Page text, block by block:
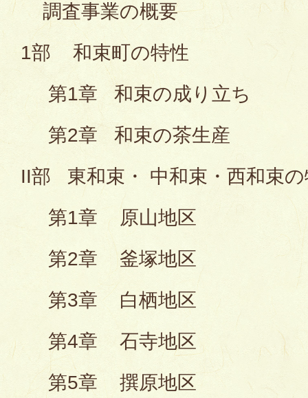
調査事業の概要
1部 和束町の特性
第1章 和束の成り立ち
第2章 和束の茶生産
II部 東和束・ 中和束・西和束の
第1章 原山地区
第2章 釜塚地区
第3章 白栖地区
第4章 石寺地区
第5章 撰原地区